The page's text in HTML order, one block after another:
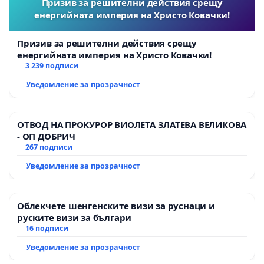
Същевременно настояваме и за активна намеса на
държавата, която да предприеме дългосрочни
мерки за бъдещето на Международния балетен
конкурс - Варна.
В тази връзка предлагаме:
в лицето на Министерството на културата и на
Община Варна, с участие на легитимно избрани
представители в управлението на Фондация
2. Със заповед на Министъра на културата да се
създаде Обществен съвет /работна група/, която да
обсъди регламента, финансирането, времетраенето,
Призив за решителни действия срещу
енергийната империя на Христо Ковачки!
Призив за решителни действия срещу
енергийната империя на Христо Ковачки!
3 239 подписи
Уведомление за прозрачност
ОТВОД НА ПРОКУРОР ВИОЛЕТА ЗЛАТЕВА ВЕЛИКОВА
- ОП ДОБРИЧ
267 подписи
Уведомление за прозрачност
Облекчете шенгенските визи за руснаци и
руските визи за българи
16 подписи
Уведомление за прозрачност